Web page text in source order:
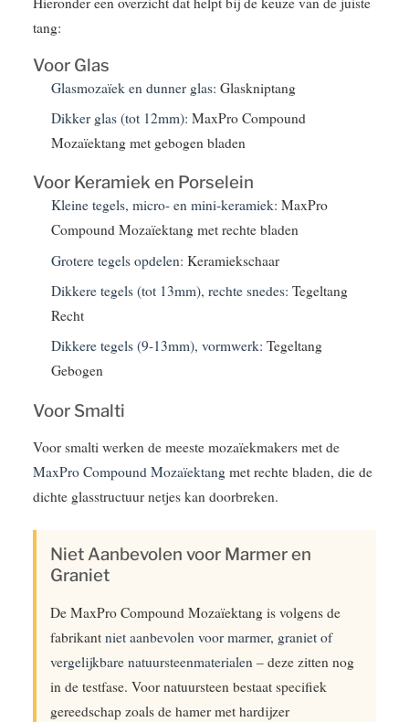
tang:
Voor Glas
Glasmozaïek en dunner glas: Glaskniptang
Dikker glas (tot 12mm): MaxPro Compound
Mozaïektang met gebogen bladen
Voor Keramiek en Porselein
Kleine tegels, micro- en mini-keramiek: MaxPro
Compound Mozaïektang met rechte bladen
Grotere tegels opdelen: Keramiekschaar
Dikkere tegels (tot 13mm), rechte snedes: Tegeltang
Recht
Dikkere tegels (9-13mm), vormwerk: Tegeltang
Gebogen
Voor Smalti
Voor smalti werken de meeste mozaïekmakers met de
MaxPro Compound Mozaïektang met rechte bladen, die de
dichte glasstructuur netjes kan doorbreken.
Niet Aanbevolen voor Marmer en
Graniet
De MaxPro Compound Mozaïektang is volgens de
fabrikant niet aanbevolen voor marmer, graniet of
vergelijkbare natuursteenmaterialen – deze zitten nog
in de testfase. Voor natuursteen bestaat specifiek
gereedschap zoals de hamer met hardijzer